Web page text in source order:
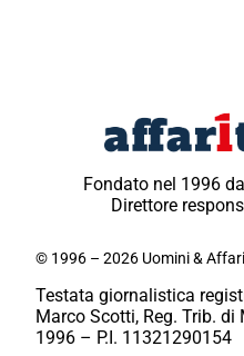
Fondato nel 1996
Direttore
© 1996 – 2026 Uomini &
Testata giornalistica
Marco Scotti, Reg. Trib. di
1996 – P.I. 11321290154